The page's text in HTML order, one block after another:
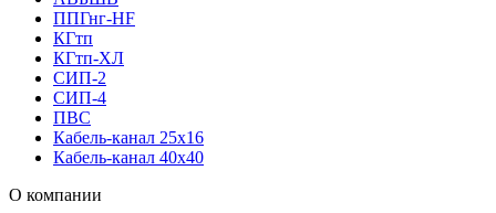
ППГнг-HF
КГтп
КГтп-ХЛ
СИП-2
СИП-4
ПВС
Кабель-канал 25х16
Кабель-канал 40х40
О компании